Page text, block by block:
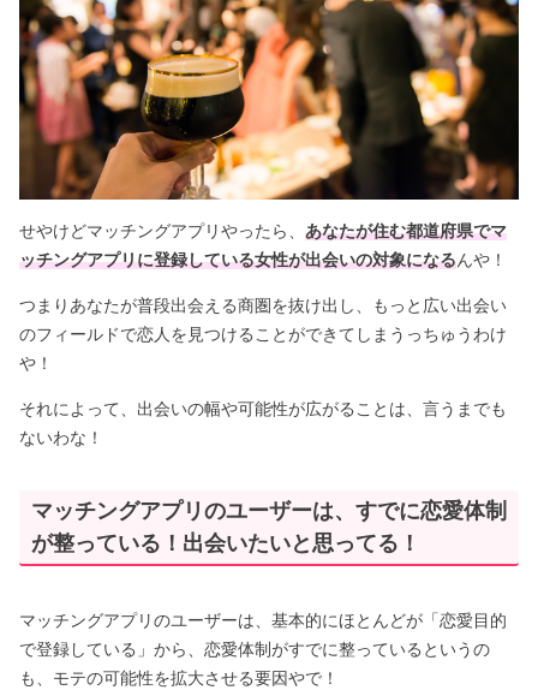
せやけどマッチングアプリやったら、あなたが住む都道府県でマ
ッチングアプリに登録している女性が出会いの対象になるんや！
つまりあなたが普段出会える商圏を抜け出し、もっと広い出会い
のフィールドで恋人を見つけることができてしまうっちゅうわけ
や！
それによって、出会いの幅や可能性が広がることは、言うまでも
ないわな！
マッチングアプリのユーザーは、すでに恋愛体制
が整っている！出会いたいと思ってる！
マッチングアプリのユーザーは、基本的にほとんどが「恋愛目的
で登録している」から、恋愛体制がすでに整っているというの
も、モテの可能性を拡大させる要因やで！